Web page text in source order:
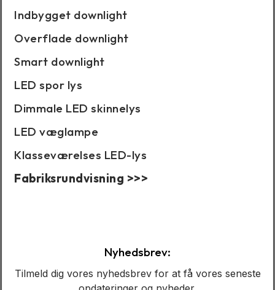
Indbygget downlight
Overflade downlight
Smart downlight
LED spor lys
Dimmale LED skinnelys
LED væglampe
Klasseværelses LED-lys
Fabriksrundvisning >>>
Nyhedsbrev:
Tilmeld dig vores nyhedsbrev for at få vores seneste